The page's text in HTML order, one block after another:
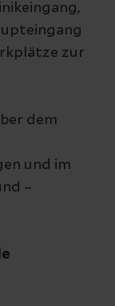
zur
dem
und im
–